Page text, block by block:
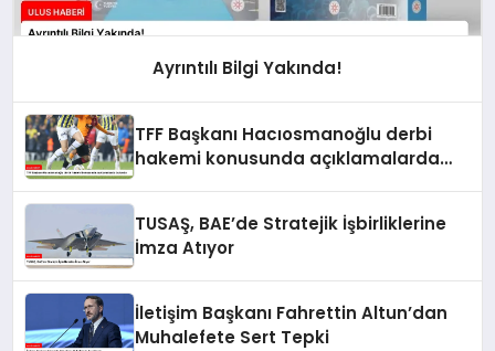
Ayrıntılı Bilgi Yakında!
TFF Başkanı Hacıosmanoğlu derbi
hakemi konusunda açıklamalarda
TUSAŞ, BAE’de Stratejik İşbirliklerine
İmza Atıyor
İletişim Başkanı Fahrettin Altun’dan
Muhalefete Sert Tepki